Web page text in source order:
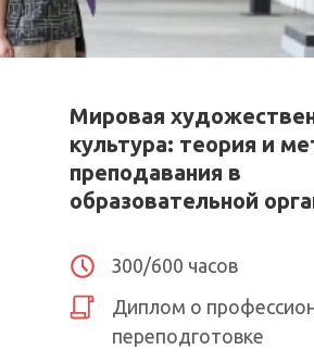
Мировая
культура: теория и
преподавания в
образовательной
300/600 часов
Диплом о
переподготовке